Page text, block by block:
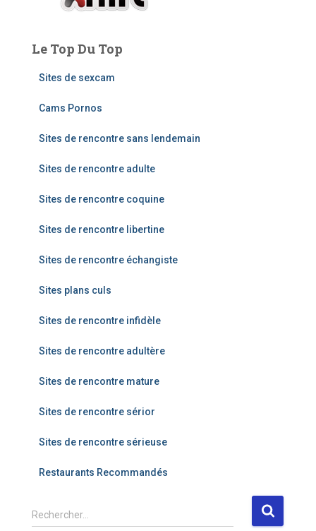
Le Top Du Top
Sites de sexcam
Cams Pornos
Sites de rencontre sans lendemain
Sites de rencontre adulte
Sites de rencontre coquine
Sites de rencontre libertine
Sites de rencontre échangiste
Sites plans culs
Sites de rencontre infidèle
Sites de rencontre adultère
Sites de rencontre mature
Sites de rencontre sérior
Sites de rencontre sérieuse
Restaurants Recommandés
R
e
Rechercher…